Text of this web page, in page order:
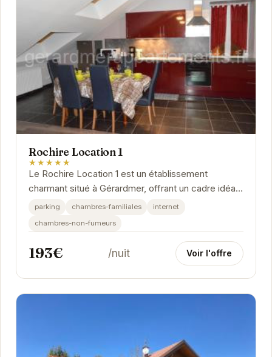
Rochire Location 1
★★★★★
Le Rochire Location 1 est un établissement
charmant situé à Gérardmer, offrant un cadre idéal
pour un séjour relaxant. Avec ses chambres...
parking chambres-familiales
internet
chambres-non-fumeurs
193€ /nuit Voir l'offre